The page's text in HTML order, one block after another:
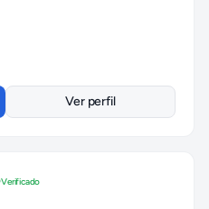
Ver perfil
Verificado